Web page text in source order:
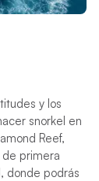
y los
snorkel en
Reef,
primera
donde podrás